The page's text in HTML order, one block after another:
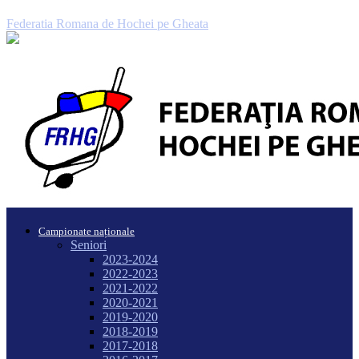
Federatia Romana de Hochei pe Gheata
Campionate naționale
Seniori
2023-2024
2022-2023
2021-2022
2020-2021
2019-2020
2018-2019
2017-2018